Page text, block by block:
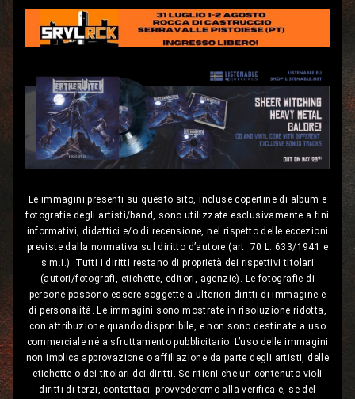
Le immagini presenti su questo sito, incluse copertine di album e
fotografie degli artisti/band, sono utilizzate esclusivamente a fini
informativi, didattici e/o di recensione, nel rispetto delle eccezioni
previste dalla normativa sul diritto d’autore (art. 70 L. 633/1941 e
s.m.i.). Tutti i diritti restano di proprietà dei rispettivi titolari
(autori/fotografi, etichette, editori, agenzie). Le fotografie di
persone possono essere soggette a ulteriori diritti di immagine e
di personalità. Le immagini sono mostrate in risoluzione ridotta,
con attribuzione quando disponibile, e non sono destinate a uso
commerciale né a sfruttamento pubblicitario. L’uso delle immagini
non implica approvazione o affiliazione da parte degli artisti, delle
etichette o dei titolari dei diritti. Se ritieni che un contenuto violi
diritti di terzi, contattaci: provvederemo alla verifica e, se del